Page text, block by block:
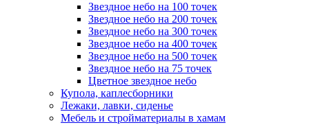
Звездное небо на 100 точек
Звездное небо на 200 точек
Звездное небо на 300 точек
Звездное небо на 400 точек
Звездное небо на 500 точек
Звездное небо на 75 точек
Цветное звездное небо
Купола, каплесборники
Лежаки, лавки, сиденье
Мебель и стройматериалы в хамам